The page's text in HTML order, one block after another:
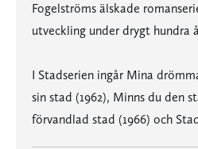
Fogelströms älskade
utveckling under drygt hundra
I Stadserien ingår Mina
sin stad (1962), Minns du den
förvandlad stad (1966) och